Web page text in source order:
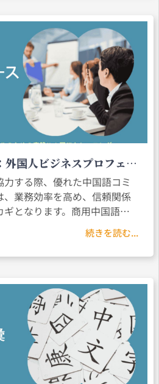
国人ビジネスプロフェッ
践的中国語トレーニング
する際、優れた中国語コミ
、業務効率を高め、信頼関係
となります。商用中国語コ
スニーズを持つ外国人のため
レゼンテーション・交渉など
続きを読む...